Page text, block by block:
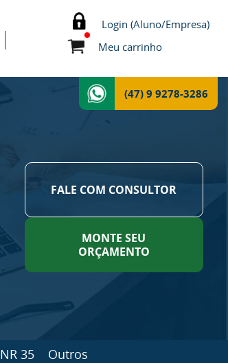
Login (Aluno/Empresa)
Meu carrinho
(47) 9 9278-3286
FALE COM CONSULTOR
MONTE SEU
ORÇAMENTO
NR 35 Outros